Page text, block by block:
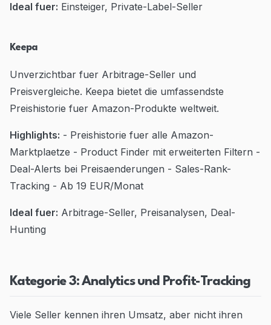
Ideal fuer: Einsteiger, Private-Label-Seller
Keepa
Unverzichtbar fuer Arbitrage-Seller und
Preisvergleiche. Keepa bietet die umfassendste
Preishistorie fuer Amazon-Produkte weltweit.
Highlights: - Preishistorie fuer alle Amazon-
Marktplaetze - Product Finder mit erweiterten Filtern -
Deal-Alerts bei Preisaenderungen - Sales-Rank-
Tracking - Ab 19 EUR/Monat
Ideal fuer: Arbitrage-Seller, Preisanalysen, Deal-
Hunting
Kategorie 3: Analytics und Profit-Tracking
Viele Seller kennen ihren Umsatz, aber nicht ihren